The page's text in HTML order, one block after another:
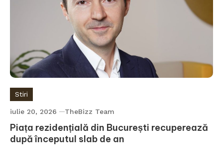
Stiri
iulie 20, 2026 TheBizz Team
Piața rezidențială din București recuperează
după începutul slab de an